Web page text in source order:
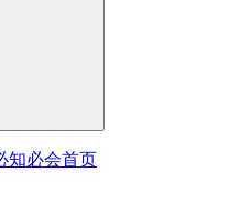
知必会首页